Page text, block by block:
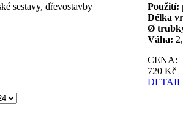
sestavy, dřevostavby
Použití:
Délka
Ø
Váha:
CENA:
720 Kč
DETAIL